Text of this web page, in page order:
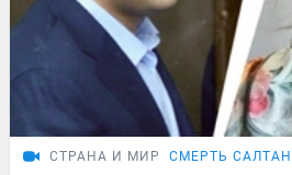
СТРАНА И МИР СМЕРТЬ